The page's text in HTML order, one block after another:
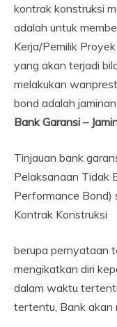
kontrak konstruksi
adalah untuk
Kerja/Pemilik
yang akan terjadi
melakukan
bond adalah
Bank Garansi –
Tinjauan bank
Pelaksanaan Tidak
Performance Bond)
Kontrak Konstruksi
berupa pernyataan
mengikatkan diri
dalam waktu
tertentu, Bank akan